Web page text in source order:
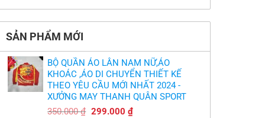
thảm:
Hag
lại
trích
cầu
thủ,
thừa
nhận
thật
chát
có
luận
Thiết
và
in
áo
bóng
chuyền
theo
yêu
cầu
,thiết
SẢN PHẨM MỚI
BỘ QUẦN ÁO LÂN NAM NỮ,ÁO
KHOÁC ,ÁO DI CHUYỂN THIẾT KẾ
THEO YÊU CẦU MỚI NHẤT 2024 -
XƯỞNG MAY THANH QUÂN SPORT
350.000₫ Giá
299.000 ₫Giá